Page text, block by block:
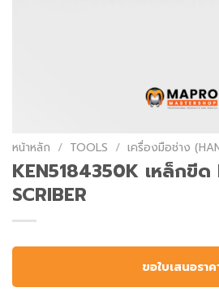
หน้าหลัก / TOOLS / เครื่องมือช่าง
KEN5184350K เหล็กขีด
SCRIBER
ขอใบเสนอราค